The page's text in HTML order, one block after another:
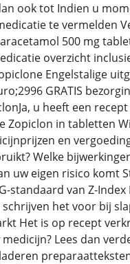
ook tot Indien u
te vermelden
500 mg
overzicht
Engelstalige
GRATIS
u heeft een
Zopiclon in tabletten
en
Welke
uw eigen risico komt
standaard van Z-
het voor bij
Het is op recept
Lees dan